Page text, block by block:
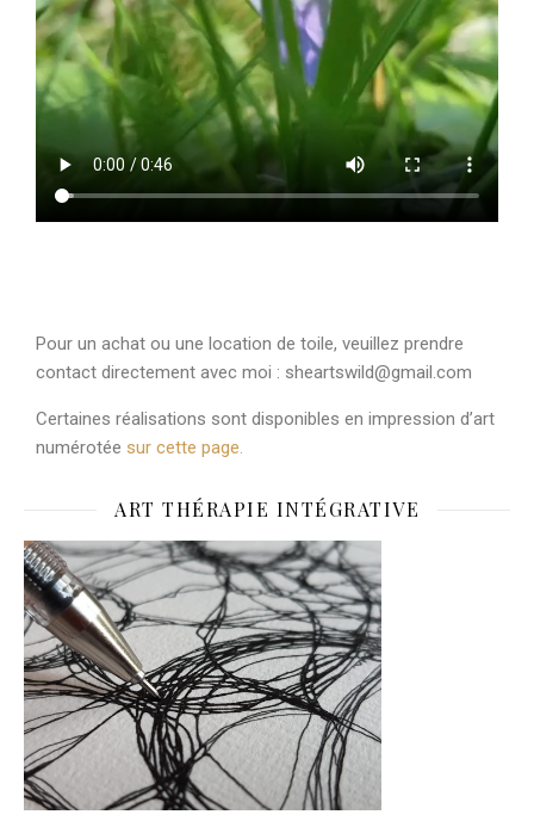
Pour un achat ou une location de toile, veuillez prendre
contact directement avec moi : sheartswild@gmail.com
Certaines réalisations sont disponibles en impression d’art
numérotée sur cette page.
ART THÉRAPIE INTÉGRATIVE